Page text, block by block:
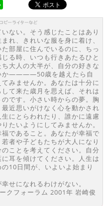
ない。そう感じたことはあり
れ、きれいな服を身に着け、
部屋に住んでいるのに、ちっ
る時、いつも行きあたるひと
大人の大半が、自分の好きな
か――――50歳を越えたら自
みませんか。あなたは十分に
て来た歳月を思えば、それは
です。小さい時からの夢。胸
近思いがけなく心を動かされ
にとらわれたり、誰かに遠慮
たいようにしてみませんか。
であること。あなたが幸福で
者や子どもたちが大人になり
ことを考えてください。自分
耳を傾けてください。人生は
10日間が、いよいよ始まり
せになれるわけがない。
クフォーラム 2001年 岩崎俊